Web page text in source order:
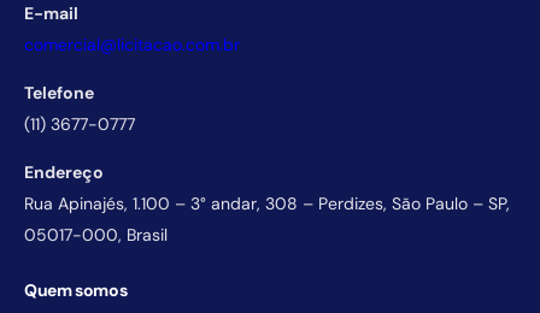
E-mail
comercial@licitacao.com.br
Telefone
(11) 3677-0777
Endereço
Rua Apinajés, 1.100 – 3° andar, 308 – Perdizes, São Paulo – SP,
05017-000, Brasil
Quem somos